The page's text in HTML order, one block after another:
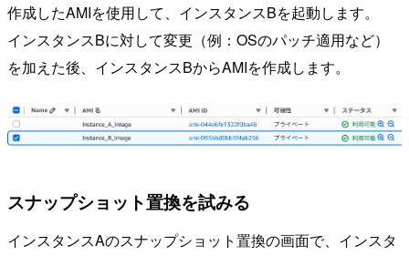
作成したAMIを使用して、インスタンスBを起動します。
インスタンスBに対して変更（例：OSのパッチ適用など）
を加えた後、インスタンスBからAMIを作成します。
スナップショット置換を試みる
インスタンスAのスナップショット置換の画面で、インスタ